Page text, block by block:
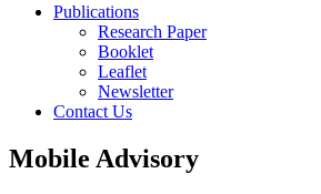
Publications
Research Paper
Booklet
Leaflet
Newsletter
Contact Us
Mobile Advisory
ହ୍ରାସ ପାଇବ
------------------------
ଚିନାବାଦାମର ପତ୍ର ସୁଡଙ୍ଗ ପୋକ : ବର୍ତମାନ
ପାଇଁ ପତ୍ର ସୁଢଙ୍ଗ ପୋକର ପାଦୁର୍ଭାବ ଦେଖା
ସଂକ୍ରମଣ ଦେଖା ଦେଲେ ନିୟନ୍ତ୍ରଣ ପାଇଁ ୨
୫୦% ଇସି କୁ ପ୍ରତି ଏକ ଲିଟର ପାଣିରେ ମିଶାଇ
------------------------
ଚଣା ଓ ବୁଟର ୭୦ ରୁ ୮୦ ଭାଗ ଛୁଇଁ ପାକଳ
ଦିଅନ୍ତୁ ଏବଂ ଅମଳ ପରେ ମଞ୍ଜିକୁ ଖରାରେ ଭଲ